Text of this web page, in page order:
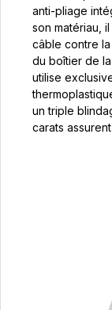
anti-pliage
son matériau,
câble contre
du boîtier de
utilise
un triple
carats